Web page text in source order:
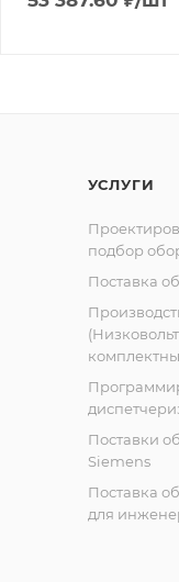
УСЛУГИ
подбор
Поставка
Поставки
Siemens
Поставка
для